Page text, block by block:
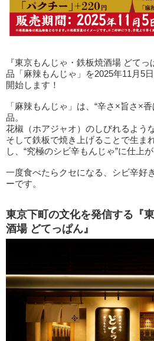
『東京もんじゃ・鉄板焼酒場 どて
品「麻辣もんじゃ」を2025年11月5
開始します！
「麻辣もんじゃ」は、“辛さ×旨さ×
品。
花椒（ホアジャオ）のしびれるよう
そして鉄板で焼き上げることで生ま
し、“究極のシビ辛もんじゃ”に仕上が
一度食べたらクセになる、シビ辛好
ーです。
東京下町の文化を発信する『
酒場 どてっぱん』